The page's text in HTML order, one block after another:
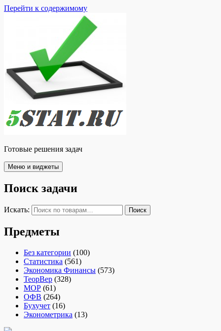
Перейти к содержимому
Готовые решения задач
Меню и виджеты
Поиск задачи
Искать: Поиск
Предметы
Без категории (100)
Статистика (561)
Экономика Финансы (573)
ТеорВер (328)
МОР (61)
ОФВ (264)
Бухучет (16)
Эконометрика (13)